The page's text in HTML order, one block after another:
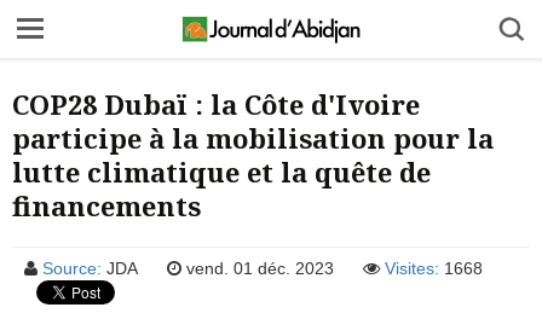
COP28 Dubaï : la Côte d'Ivoire
participe à la mobilisation pour la
lutte climatique et la quête de
financements
Source: JDA vend. 01 déc. 2023 Visites: 1668